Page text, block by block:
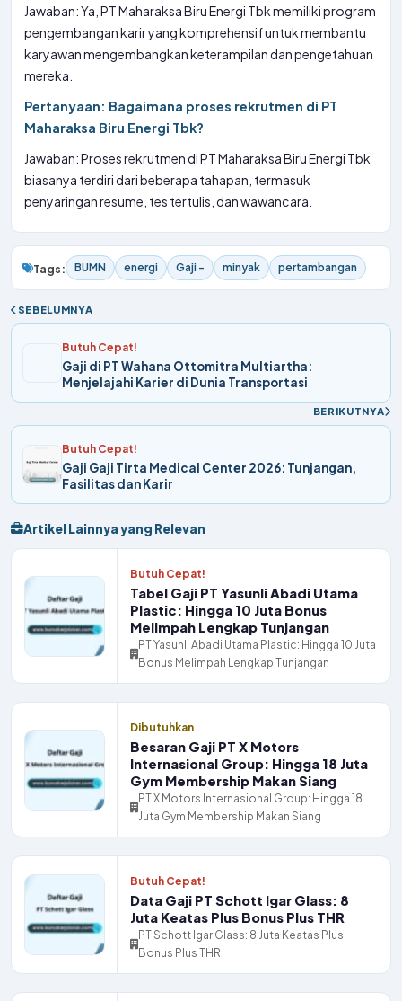
Jawaban: Ya, PT Maharaksa Biru Energi Tbk memiliki program
pengembangan karir yang komprehensif untuk membantu
karyawan mengembangkan keterampilan dan pengetahuan
mereka.
Pertanyaan: Bagaimana proses rekrutmen di PT
Maharaksa Biru Energi Tbk?
Jawaban: Proses rekrutmen di PT Maharaksa Biru Energi Tbk
biasanya terdiri dari beberapa tahapan, termasuk
penyaringan resume, tes tertulis, dan wawancara.
Tags: BUMN energi Gaji - minyak pertambangan
SEBELUMNYA
Butuh Cepat!
Gaji di PT Wahana Ottomitra Multiartha:
Menjelajahi Karier di Dunia Transportasi
BERIKUTNYA
Butuh Cepat!
Gaji Gaji Tirta Medical Center 2026: Tunjangan,
Fasilitas dan Karir
Artikel Lainnya yang Relevan
Butuh Cepat!
Tabel Gaji PT Yasunli Abadi Utama
Plastic: Hingga 10 Juta Bonus
Melimpah Lengkap Tunjangan
PT Yasunli Abadi Utama Plastic: Hingga 10 Juta
Bonus Melimpah Lengkap Tunjangan
Dibutuhkan
Besaran Gaji PT X Motors
Internasional Group: Hingga 18 Juta
Gym Membership Makan Siang
PT X Motors Internasional Group: Hingga 18
Juta Gym Membership Makan Siang
Butuh Cepat!
Data Gaji PT Schott Igar Glass: 8
Juta Keatas Plus Bonus Plus THR
PT Schott Igar Glass: 8 Juta Keatas Plus
Bonus Plus THR